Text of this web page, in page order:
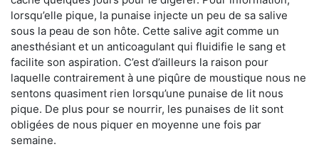
lorsqu’elle pique, la punaise injecte un peu de sa salive
sous la peau de son hôte. Cette salive agit comme un
anesthésiant et un anticoagulant qui fluidifie le sang et
facilite son aspiration. C’est d’ailleurs la raison pour
laquelle contrairement à une piqûre de moustique nous ne
sentons quasiment rien lorsqu’une punaise de lit nous
pique. De plus pour se nourrir, les punaises de lit sont
obligées de nous piquer en moyenne une fois par
semaine.